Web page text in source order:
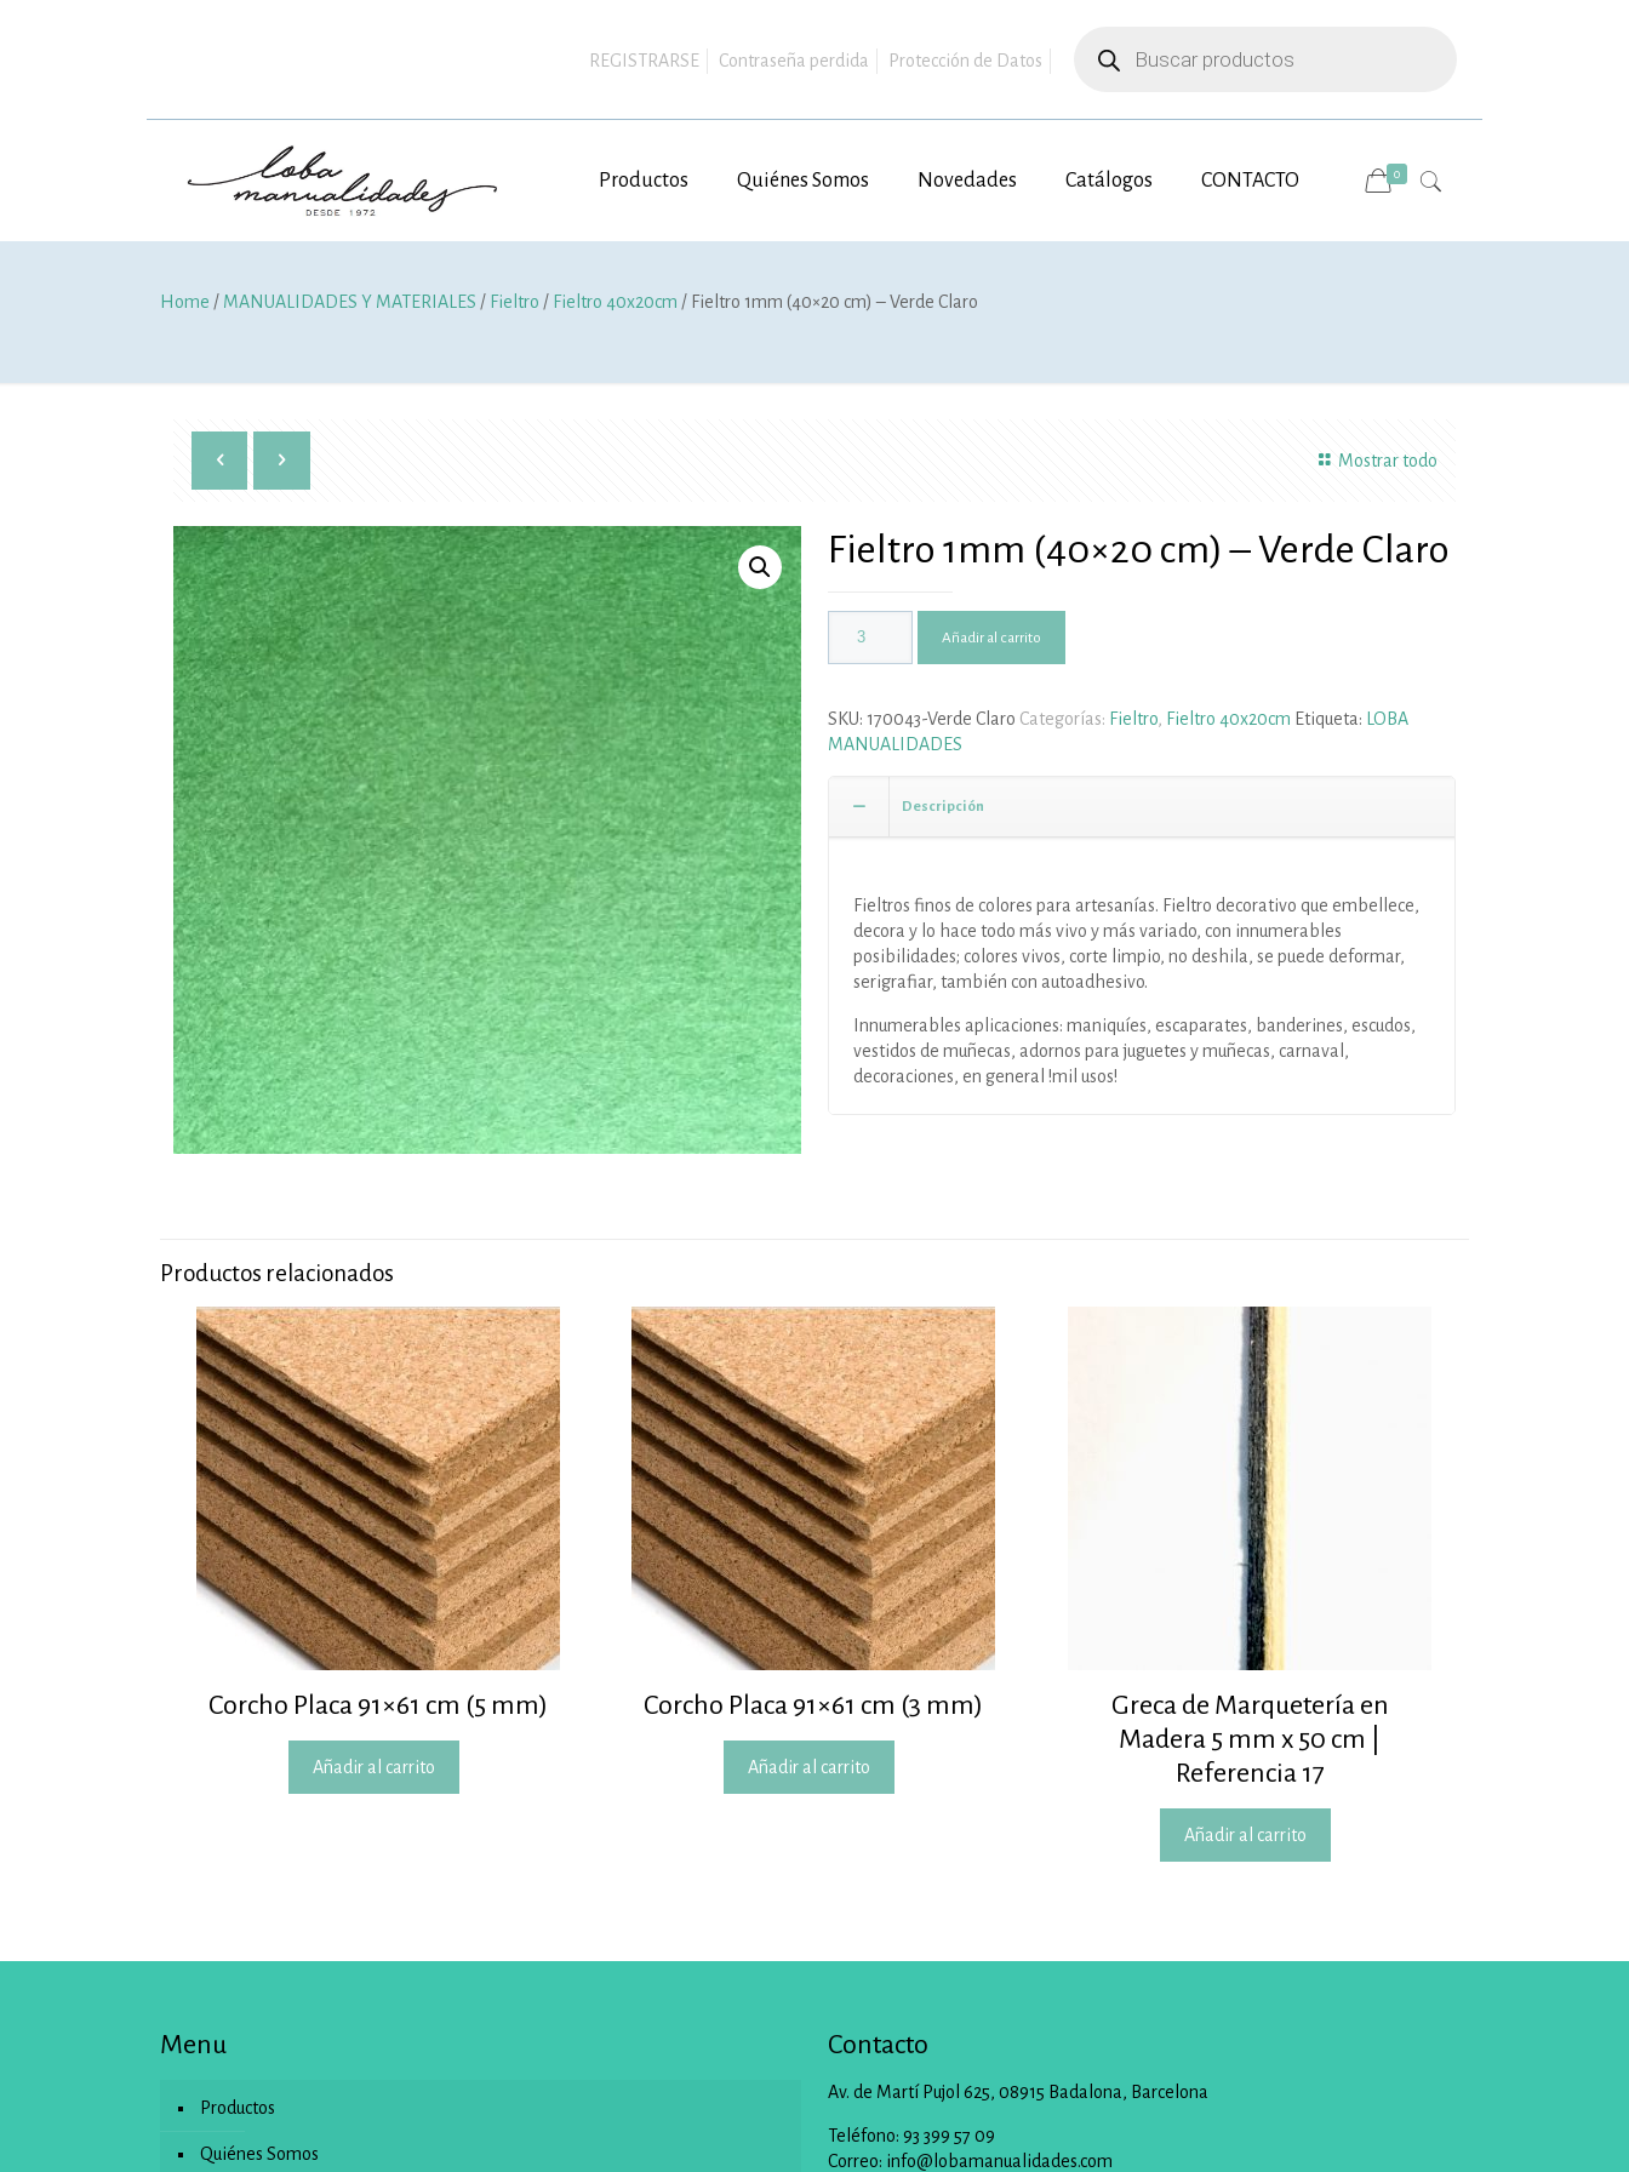
REGISTRARSE Contraseña perdida Protección de Datos
productos
Productos Quiénes Somos Novedades Catálogos CONTACTO 0
Home / MANUALIDADES Y MATERIALES / Fieltro / Fieltro 40x20cm / Fieltro 1mm (40×20 cm) – Verde Claro
Mostrar todo
Fieltro 1mm (40×20 cm) – Verde Claro
Añadir al carrito
SKU: 170043-Verde Claro Categorías: Fieltro, Fieltro 40x20cm Etiqueta:
LOBA
MANUALIDADES
Descripción
Fieltros finos de colores para artesanías. Fieltro decorativo que embellece,
decora y lo hace todo más vivo y más variado, con innumerables
posibilidades; colores vivos, corte limpio, no deshila, se puede deformar,
serigrafiar, también con autoadhesivo.
Innumerables aplicaciones: maniquíes, escaparates, banderines, escudos,
vestidos de muñecas, adornos para juguetes y muñecas, carnaval,
decoraciones, en general !mil usos!
Productos relacionados
Corcho Placa 91×61 cm (5 mm)
Añadir al carrito
Corcho Placa 91×61 cm (3 mm)
Añadir al carrito
Greca de Marquetería en
Madera 5 mm x 50 cm |
Referencia 17
Añadir al carrito
Menu
Productos
Quiénes Somos
Contacto
Av. de Martí Pujol 625, 08915 Badalona, Barcelona
Teléfono: 93 399 57 09
Correo: info@lobamanualidades.com